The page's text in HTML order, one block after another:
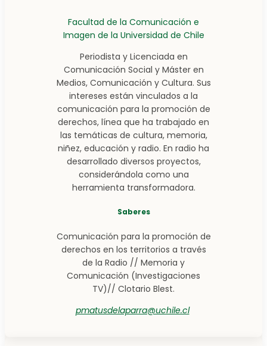
Facultad de la Comunicación e
Imagen de la Universidad de Chile
Periodista y Licenciada en
Comunicación Social y Máster en
Medios, Comunicación y Cultura. Sus
intereses están vinculados a la
comunicación para la promoción de
derechos, línea que ha trabajado en
las temáticas de cultura, memoria,
niñez, educación y radio. En radio ha
desarrollado diversos proyectos,
considerándola como una
herramienta transformadora.
Saberes
Comunicación para la promoción de
derechos en los territorios a través
de la Radio // Memoria y
Comunicación (Investigaciones
TV)// Clotario Blest.
pmatusdelaparra@uchile.cl